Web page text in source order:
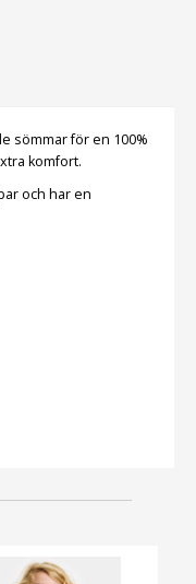
sömmar för en 100%
komfort.
och har en